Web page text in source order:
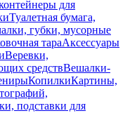
для
Туалетная бумага,
губки, мусорные
тараАксессуары
Веревки,
средствВешалки-
КопилкиКартины,
подставки для